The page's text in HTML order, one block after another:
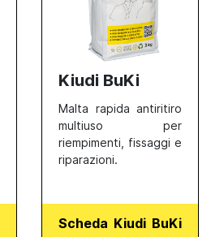
Kiudi BuKi
Malta rapida antiritiro
multiuso per
riempimenti, fissaggi e
riparazioni.
Scheda Kiudi BuKi